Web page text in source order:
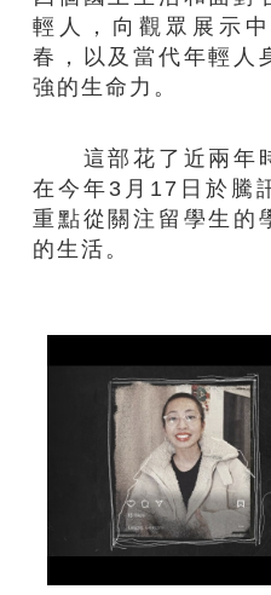
輕人，向觀眾展示
春，以及當代年輕人
強的生命力。
這部花了近兩年
在今年3月17日於騰
重點從關注留學生的
的生活。